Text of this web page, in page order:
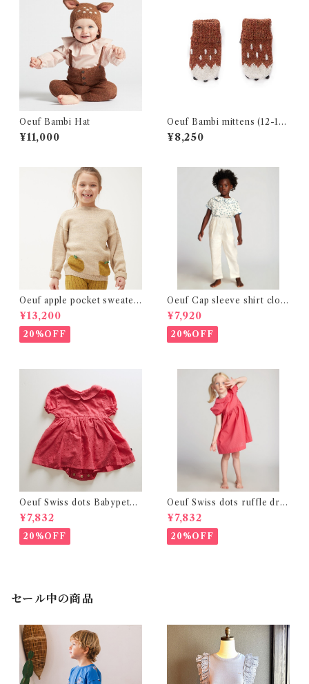
Oeuf Bambi Hat
¥11,000
Oeuf Bambi mittens (12-18
m)
¥8,250
Oeuf apple pocket sweater
(4,6Y)
¥13,200
20%OFF
Oeuf Cap sleeve shirt clov
¥7,920
20%OFF
Oeuf Swiss dots Babypeter
pan dress (12-24m)
¥7,832
20%OFF
Oeuf Swiss dots ruffle dre
ss (2y~4y )
¥7,832
20%OFF
セール中の商品